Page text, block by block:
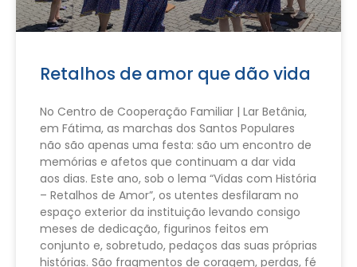
Retalhos de amor que dão vida
No Centro de Cooperação Familiar | Lar Betânia,
em Fátima, as marchas dos Santos Populares
não são apenas uma festa: são um encontro de
memórias e afetos que continuam a dar vida
aos dias. Este ano, sob o lema “Vidas com História
– Retalhos de Amor”, os utentes desfilaram no
espaço exterior da instituição levando consigo
meses de dedicação, figurinos feitos em
conjunto e, sobretudo, pedaços das suas próprias
histórias. São fragmentos de coragem, perdas, fé